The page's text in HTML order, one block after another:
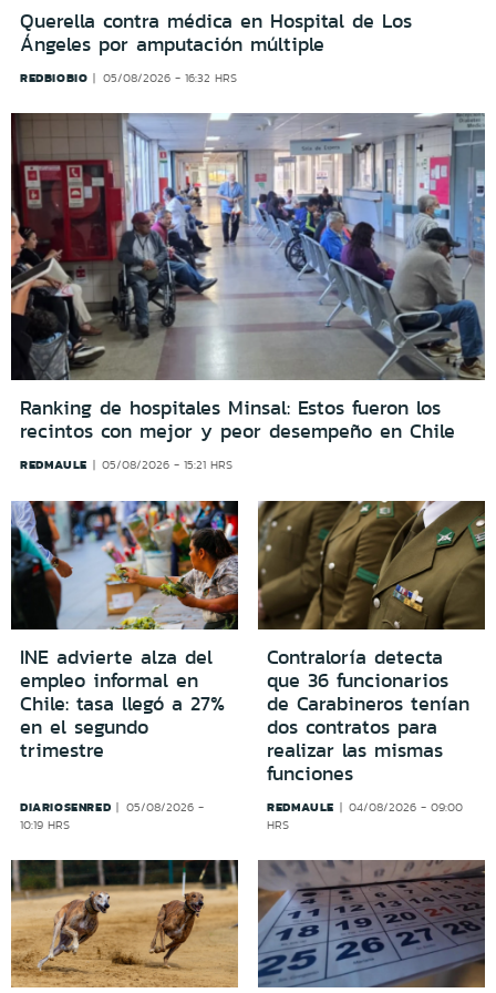
Querella contra médica en Hospital de Los
Ángeles por amputación múltiple
REDBIOBIO 05/08/2026 - 16:32 HRS
Ranking de hospitales Minsal: Estos fueron los
recintos con mejor y peor desempeño en Chile
REDMAULE 05/08/2026 - 15:21 HRS
INE advierte alza del
empleo informal en
Chile: tasa llegó a 27%
en el segundo
trimestre
DIARIOSENRED
05/08/2026 -
10:19 HRS
Contraloría detecta
que 36 funcionarios
de Carabineros tenían
dos contratos para
realizar las mismas
funciones
REDMAULE
04/08/2026 - 09:00
HRS